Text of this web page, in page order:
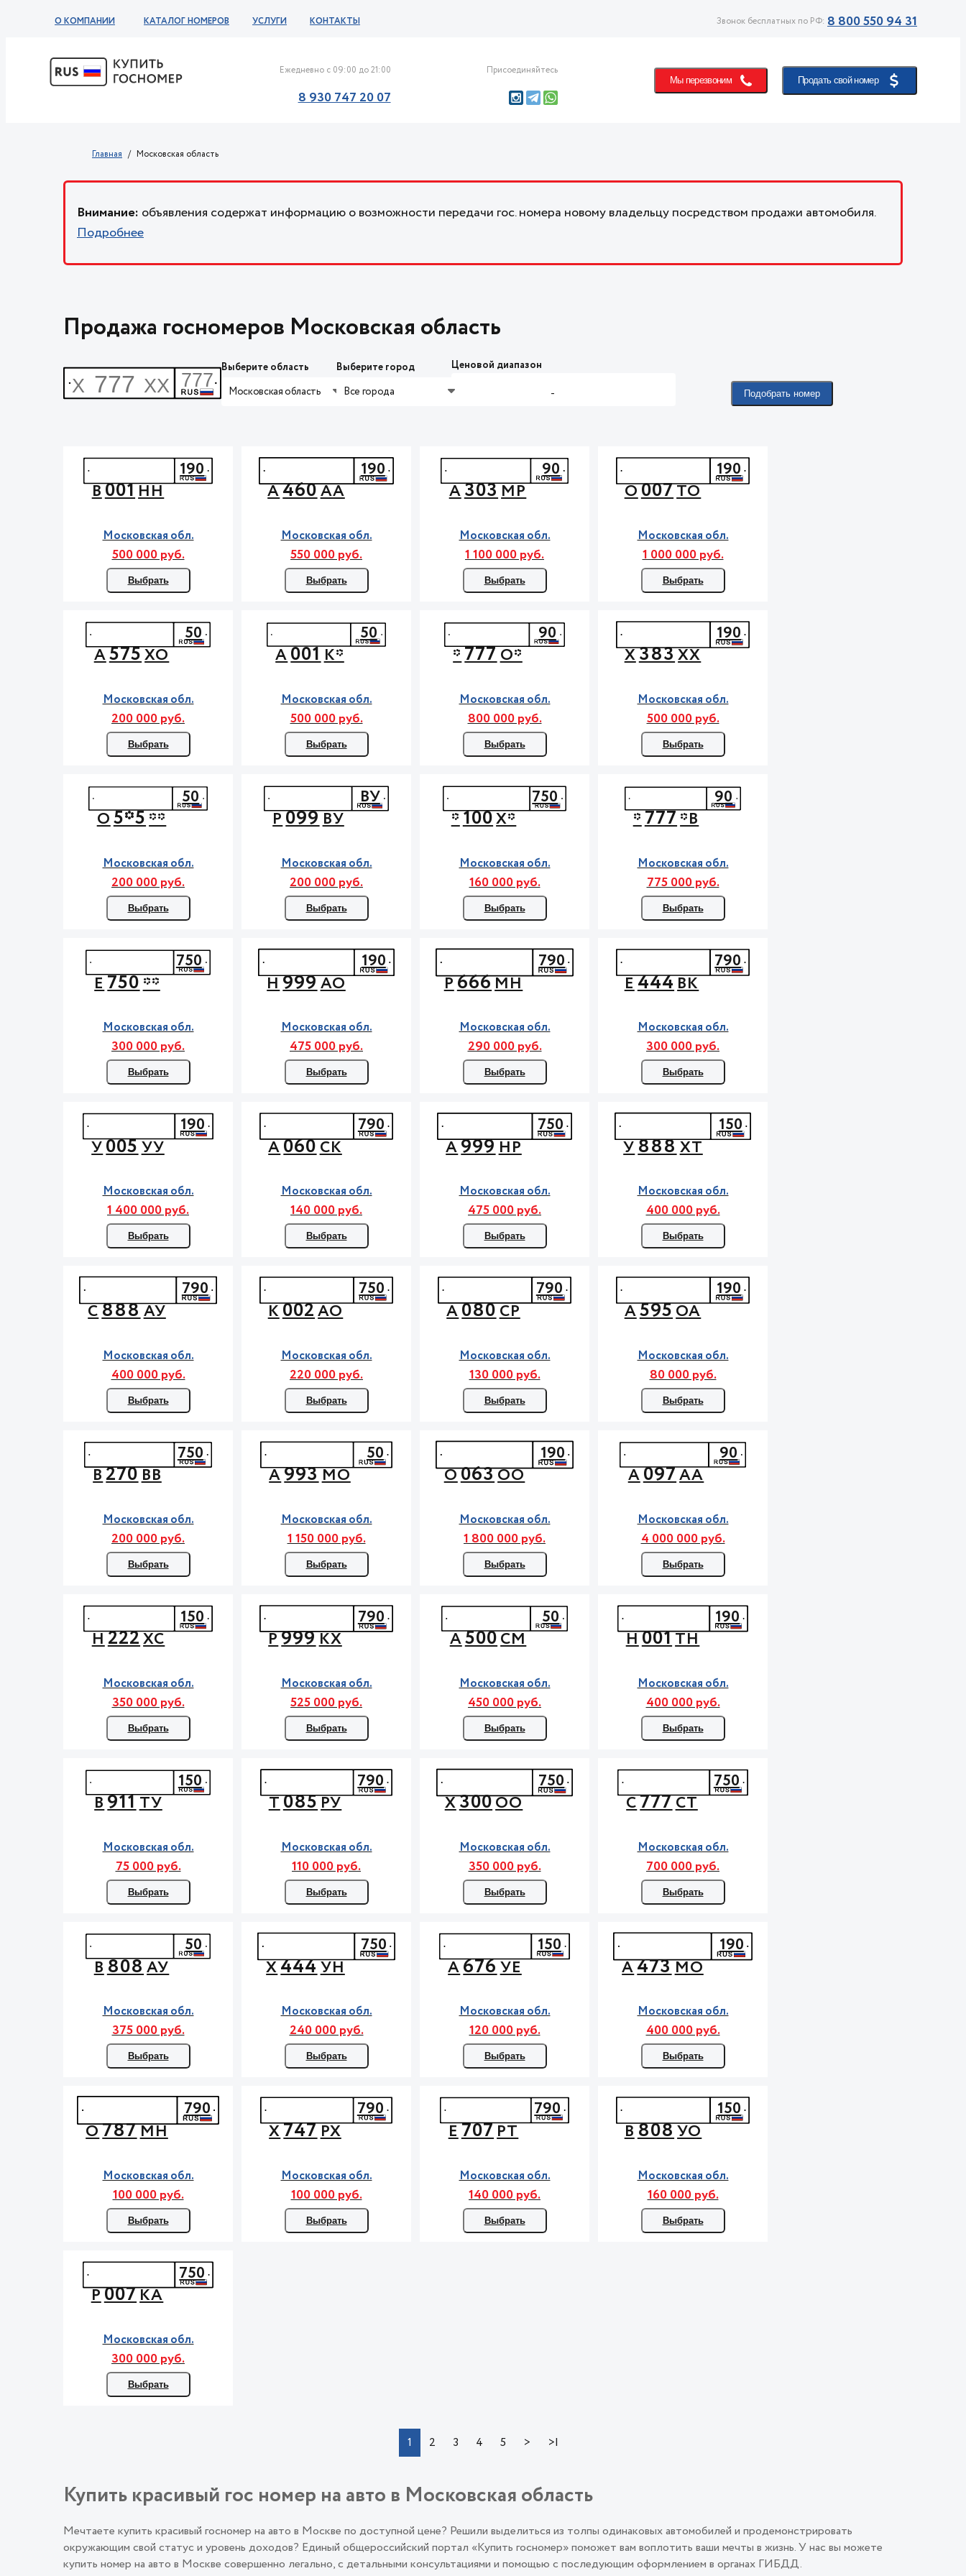
О КОМПАНИИ КАТАЛОГ НОМЕРОВ УСЛУГИ КОНТАКТЫ Звонок бесплатных по РФ: 8 800 550 94 31
Ежедневно с 09:00 до 21:00
8 930 747 20 07
Присоединяйтесь
Мы перезвоним Продать свой номер
Главная Московская область
Внимание: объявления содержат информацию о возможности передачи гос. номера новому владельцу посредством продажи автомобиля.
Подробнее
Продажа госномеров Московская область
Выберите область
Московская область
Выберите город
Все города
Ценовой диапазон
- Подобрать номер
В001НН
190
Московская обл.
500 000 руб.
Выбрать
А460АА
190
Московская обл.
550 000 руб.
Выбрать
А303МР
90
Московская обл.
1 100 000 руб.
Выбрать
О007ТО
190
Московская обл.
1 000 000 руб.
Выбрать
А575ХО
50
Московская обл.
200 000 руб.
Выбрать
А001К*
50
Московская обл.
500 000 руб.
Выбрать
*777О*
90
Московская обл.
800 000 руб.
Выбрать
Х383ХХ
190
Московская обл.
500 000 руб.
Выбрать
О5*5**
50
Московская обл.
200 000 руб.
Выбрать
Р099ВУ
ВУ
Московская обл.
200 000 руб.
Выбрать
*100Х*
750
Московская обл.
160 000 руб.
Выбрать
*777*В
90
Московская обл.
775 000 руб.
Выбрать
Е750**
750
Московская обл.
300 000 руб.
Выбрать
Н999АО
190
Московская обл.
475 000 руб.
Выбрать
Р666МН
790
Московская обл.
290 000 руб.
Выбрать
Е444ВК
790
Московская обл.
300 000 руб.
Выбрать
У005УУ
190
Московская обл.
1 400 000 руб.
Выбрать
А060СК
790
Московская обл.
140 000 руб.
Выбрать
А999НР
750
Московская обл.
475 000 руб.
Выбрать
У888ХТ
150
Московская обл.
400 000 руб.
Выбрать
С888АУ
790
Московская обл.
400 000 руб.
Выбрать
К002АО
750
Московская обл.
220 000 руб.
Выбрать
А080СР
790
Московская обл.
130 000 руб.
Выбрать
А595ОА
190
Московская обл.
80 000 руб.
Выбрать
В270ВВ
750
Московская обл.
200 000 руб.
Выбрать
А993МО
50
Московская обл.
1 150 000 руб.
Выбрать
О063ОО
190
Московская обл.
1 800 000 руб.
Выбрать
А097АА
90
Московская обл.
4 000 000 руб.
Выбрать
Н222ХС
150
Московская обл.
350 000 руб.
Выбрать
Р999КХ
790
Московская обл.
525 000 руб.
Выбрать
А500СМ
50
Московская обл.
450 000 руб.
Выбрать
Н001ТН
190
Московская обл.
400 000 руб.
Выбрать
В911ТУ
150
Московская обл.
75 000 руб.
Выбрать
Т085РУ
790
Московская обл.
110 000 руб.
Выбрать
Х300ОО
750
Московская обл.
350 000 руб.
Выбрать
С777СТ
750
Московская обл.
700 000 руб.
Выбрать
В808АУ
50
Московская обл.
375 000 руб.
Выбрать
Х444УН
750
Московская обл.
240 000 руб.
Выбрать
А676УЕ
150
Московская обл.
120 000 руб.
Выбрать
А473МО
190
Московская обл.
400 000 руб.
Выбрать
О787МН
790
Московская обл.
100 000 руб.
Выбрать
Х747РХ
790
Московская обл.
100 000 руб.
Выбрать
Е707РТ
790
Московская обл.
140 000 руб.
Выбрать
В808УО
150
Московская обл.
160 000 руб.
Выбрать
Р007КА
750
Московская обл.
300 000 руб.
Выбрать
1 2 3 4 5 > >|
Купить красивый гос номер на авто в Московская область
Мечтаете купить красивый госномер на авто в Москве по доступной цене? Решили выделиться из толпы одинаковых автомобилей и продемонстрировать
окружающим свой статус и уровень доходов? Единый общероссийский портал «Купить госномер» поможет вам воплотить ваши мечты в жизнь. У нас вы можете
купить номер на авто в Москве совершенно легально, с детальными консультациями и помощью с последующим оформлением в органах ГИБДД.